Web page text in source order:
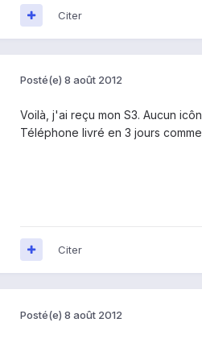
Citer
Posté(e) 8 août 2012
Voilà, j'ai reçu mon S3. Aucun
Téléphone livré en 3 jours
Citer
Posté(e) 8 août 2012